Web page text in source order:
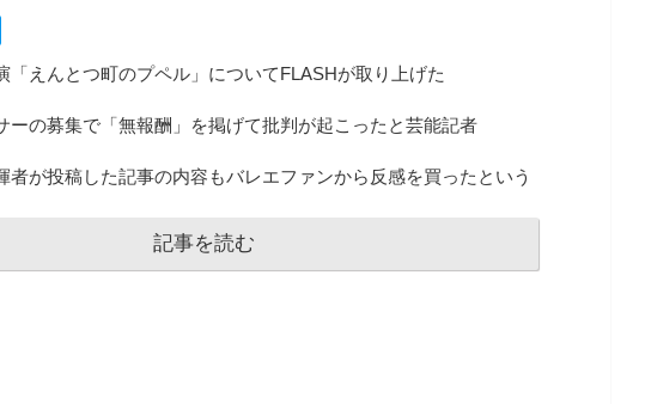
「えんとつ町のプペル」についてFLASHが取り上げた
ーの募集で「無報酬」を掲げて批判が起こったと芸能記者
者が投稿した記事の内容もバレエファンから反感を買ったという
記事を読む